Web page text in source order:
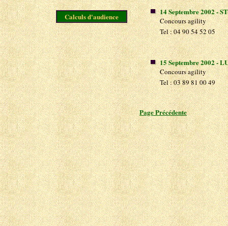
Calculs d'audience
14Septembre 2002 -
Concours agility
Tel : 04 90 54 52 05
15Septembre 2002 -
Concours agility
Tel : 03 89 81 00 49
Page Précédente